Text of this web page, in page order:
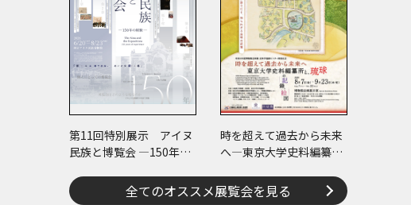
第11回特別展示 アイヌ
民族と博覧会 ―150年の
時を超えて過去から未来
へ―東京大学史料編纂所
全てのオススメ展覧会を見る